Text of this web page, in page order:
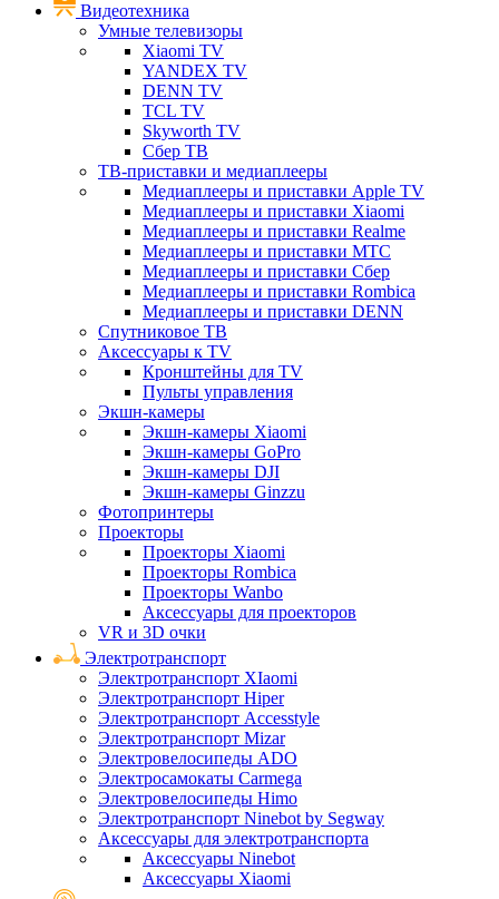
Видеотехника
Умные телевизоры
Xiaomi TV
YANDEX TV
DENN TV
TCL TV
Skyworth TV
Сбер ТВ
ТВ-приставки и медиаплееры
Медиаплееры и приставки Apple TV
Медиаплееры и приставки Xiaomi
Медиаплееры и приставки Realme
Медиаплееры и приставки МТС
Медиаплееры и приставки Сбер
Медиаплееры и приставки Rombica
Медиаплееры и приставки DENN
Спутниковое ТВ
Аксессуары к TV
Кронштейны для TV
Пульты управления
Экшн-камеры
Экшн-камеры Xiaomi
Экшн-камеры GoPro
Экшн-камеры DJI
Экшн-камеры Ginzzu
Фотопринтеры
Проекторы
Проекторы Xiaomi
Проекторы Rombica
Проекторы Wanbo
Аксессуары для проекторов
VR и 3D очки
Электротранспорт
Электротранспорт XIaomi
Электротранспорт Hiper
Электротранспорт Accesstyle
Электротранспорт Mizar
Электровелосипеды ADO
Электросамокаты Carmega
Электровелосипеды Himo
Электротранспорт Ninebot by Segway
Аксессуары для электротранспорта
Аксессуары Ninebot
Аксессуары Xiaomi